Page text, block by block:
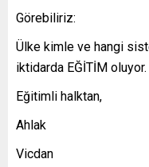
Görebiliriz:
Ülke kimle ve hangi
iktidarda EĞİTİM oluyor.
Eğitimli halktan,
Ahlak
Vicdan